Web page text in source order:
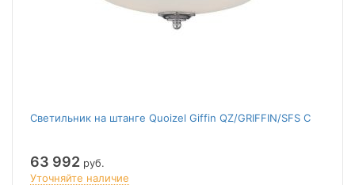
Светильник на штанге Quoizel Giffin QZ/GRIFFIN/SFS C
63 992 руб.
Уточняйте наличие